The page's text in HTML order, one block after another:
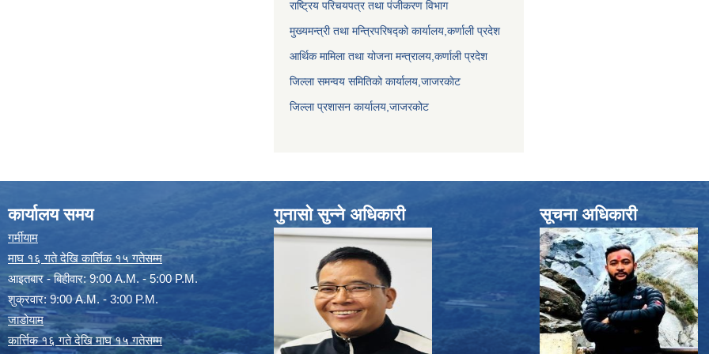
राष्ट्रिय परिचयपत्र तथा पंजीकरण विभाग
मुख्यमन्त्री तथा मन्त्रिपरिषद्को कार्यालय,कर्णाली प्रदेश
आर्थिक मामिला तथा योजना मन्त्रालय,कर्णाली प्रदेश
जिल्ला समन्वय समितिको कार्यालय,जाजरकाेट
जिल्ला प्रशासन कार्यालय,जाजरकोट
कार्यालय समय
गर्मीयाम
माघ १६ गते देखि कार्त्तिक १५ गतेसम्म
आइतबार - बिहीवार: 9:00 A.M. - 5:00 P.M.
शुक्रवार: 9:00 A.M. - 3:00 P.M.
जाडोयाम
कार्त्तिक १६ गते देखि माघ १५ गतेसम्म
गुनासो सुन्ने अधिकारी सूचना अधिकारी